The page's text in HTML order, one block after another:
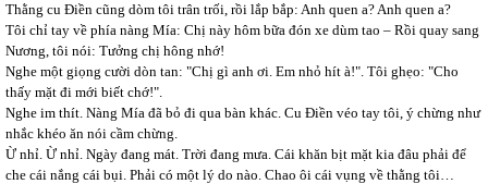
Thằng cu Điền cũng dòm tôi trân trối, rồi lắp bắp: Anh quen a? Anh quen a?
Tôi chỉ tay về phía nàng Mía: Chị này hôm bữa đón xe dùm tao – Rồi quay sang
Nương, tôi nói: Tưởng chị hông nhớ!
Nghe một giọng cười dòn tan: "Chị gì anh ơi. Em nhỏ hít à!". Tôi ghẹo: "Cho
thấy mặt đi mới biết chớ!".
Nghe im thít. Nàng Mía đã bỏ đi qua bàn khác. Cu Điền véo tay tôi, ý chừng như
nhắc khéo ăn nói cầm chừng.
Ừ nhỉ. Ừ nhỉ. Ngày đang mát. Trời đang mưa. Cái khăn bịt mặt kia đâu phải để
che cái nắng cái bụi. Phải có một lý do nào. Chao ôi cái vụng về thằng tôi…